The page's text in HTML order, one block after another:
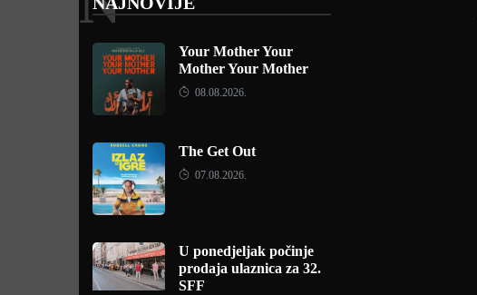
Your Mother Your
Mother Your Mother
08.08.2026.
The Get Out
07.08.2026.
U ponedjeljak počinje
prodaja ulaznica za 32.
SFF